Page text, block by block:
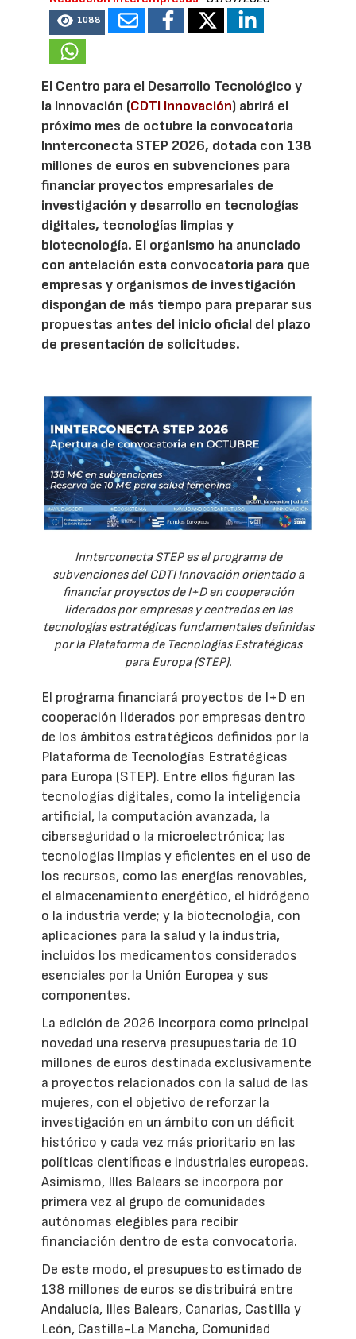
1088
El Centro para el Desarrollo Tecnológico y
la Innovación (CDTI Innovación) abrirá el
próximo mes de octubre la convocatoria
Innterconecta STEP 2026, dotada con 138
millones de euros en subvenciones para
financiar proyectos empresariales de
investigación y desarrollo en tecnologías
digitales, tecnologías limpias y
biotecnología. El organismo ha anunciado
con antelación esta convocatoria para que
empresas y organismos de investigación
dispongan de más tiempo para preparar sus
propuestas antes del inicio oficial del plazo
de presentación de solicitudes.
Innterconecta STEP es el programa de
subvenciones del CDTI Innovación orientado a
financiar proyectos de I+D en cooperación
liderados por empresas y centrados en las
tecnologías estratégicas fundamentales definidas
por la Plataforma de Tecnologías Estratégicas
para Europa (STEP).
El programa financiará proyectos de I+D en
cooperación liderados por empresas dentro
de los ámbitos estratégicos definidos por la
Plataforma de Tecnologías Estratégicas
para Europa (STEP). Entre ellos figuran las
tecnologías digitales, como la inteligencia
artificial, la computación avanzada, la
ciberseguridad o la microelectrónica; las
tecnologías limpias y eficientes en el uso de
los recursos, como las energías renovables,
el almacenamiento energético, el hidrógeno
o la industria verde; y la biotecnología, con
aplicaciones para la salud y la industria,
incluidos los medicamentos considerados
esenciales por la Unión Europea y sus
componentes.
La edición de 2026 incorpora como principal
novedad una reserva presupuestaria de 10
millones de euros destinada exclusivamente
a proyectos relacionados con la salud de las
mujeres, con el objetivo de reforzar la
investigación en un ámbito con un déficit
histórico y cada vez más prioritario en las
políticas científicas e industriales europeas.
Asimismo, Illes Balears se incorpora por
primera vez al grupo de comunidades
autónomas elegibles para recibir
financiación dentro de esta convocatoria.
De este modo, el presupuesto estimado de
138 millones de euros se distribuirá entre
Andalucía, Illes Balears, Canarias, Castilla y
León, Castilla-La Mancha, Comunidad